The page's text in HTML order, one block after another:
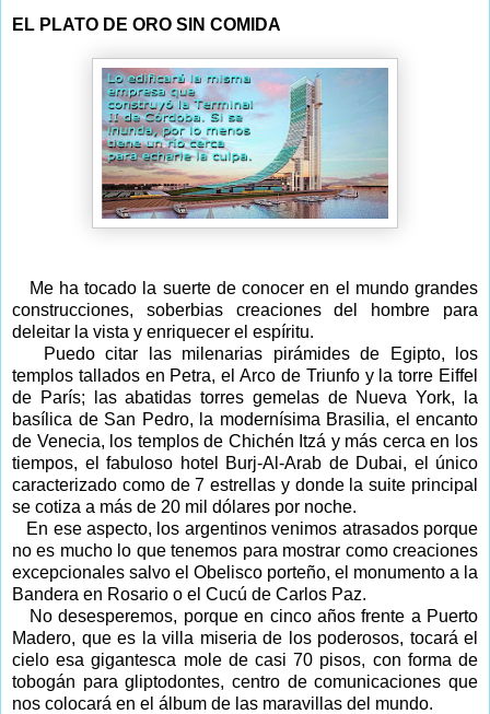
EL PLATO DE ORO SIN COMIDA
Me ha tocado la suerte de conocer en el mundo grandes
construcciones, soberbias creaciones del hombre para
deleitar la vista y enriquecer el espíritu.
Puedo citar las milenarias pirámides de Egipto, los
templos tallados en Petra, el Arco de Triunfo y la torre Eiffel
de París; las abatidas torres gemelas de Nueva York, la
basílica de San Pedro, la modernísima Brasilia, el encanto
de Venecia, los templos de Chichén Itzá y más cerca en los
tiempos, el fabuloso hotel Burj-Al-Arab de Dubai, el único
caracterizado como de 7 estrellas y donde la suite principal
se cotiza a más de 20 mil dólares por noche.
En ese aspecto, los argentinos venimos atrasados porque
no es mucho lo que tenemos para mostrar como creaciones
excepcionales salvo el Obelisco porteño, el monumento a la
Bandera en Rosario o el Cucú de Carlos Paz.
No desesperemos, porque en cinco años frente a Puerto
Madero, que es la villa miseria de los poderosos, tocará el
cielo esa gigantesca mole de casi 70 pisos, con forma de
tobogán para gliptodontes, centro de comunicaciones que
nos colocará en el álbum de las maravillas del mundo.